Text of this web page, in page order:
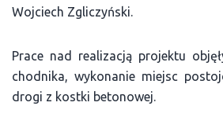
Wojciech Zgliczyński.
Prace nad realizacją projektu
chodnika, wykonanie miejsc
drogi z kostki betonowej.